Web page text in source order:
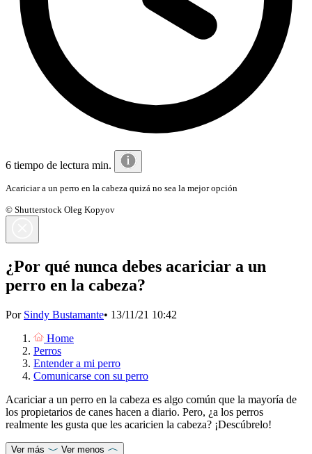
6 tiempo de lectura min.
Acariciar a un perro en la cabeza quizá no sea la mejor opción
© Shutterstock Oleg Kopyov
¿Por qué nunca debes acariciar a un
perro en la cabeza?
Por Sindy Bustamante• 13/11/21 10:42
Home
Perros
Entender a mi perro
Comunicarse con su perro
Acariciar a un perro en la cabeza es algo común que la mayoría de
los propietarios de canes hacen a diario. Pero, ¿a los perros
realmente les gusta que les acaricien la cabeza? ¡Descúbrelo!
Ver más Ver menos